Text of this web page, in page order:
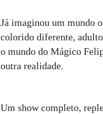
Já imaginou um mundo
colorido diferente,
o mundo do Mágico
outra realidade.
Um show completo,